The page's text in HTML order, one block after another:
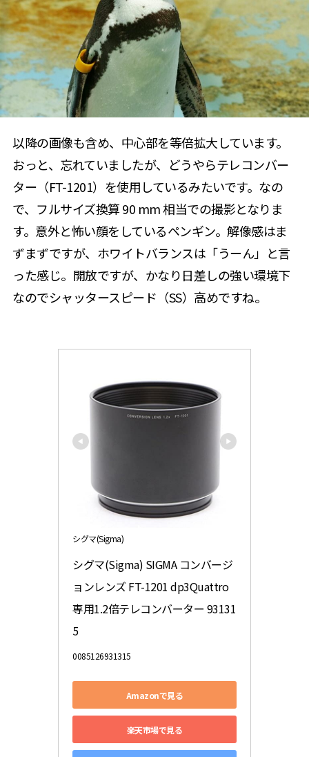
以降の画像も含め、中心部を等倍拡大しています。
おっと、忘れていましたが、どうやらテレコンバー
ター（FT-1201）を使用しているみたいです。なの
で、フルサイズ換算 90 mm 相当での撮影となりま
す。意外と怖い顔をしているペンギン。解像感はま
ずまずですが、ホワイトバランスは「うーん」と言
った感じ。開放ですが、かなり日差しの強い環境下
なのでシャッタースピード（SS）高めですね。
シグマ(Sigma)
シグマ(Sigma) SIGMA コンバージ
ョンレンズ FT-1201 dp3Quattro
専用1.2倍テレコンバーター 93131
5
0085126931315
Amazonで見る
楽天市場で見る